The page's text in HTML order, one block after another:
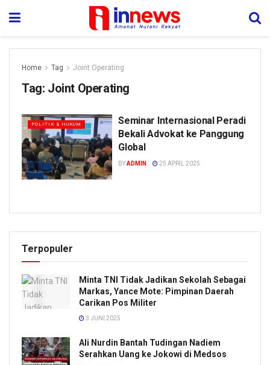
Home Tag Joint Operating
Tag: Joint Operating
POLITIK & HUKUM
Seminar Internasional Peradi
Bekali Advokat ke Panggung
Global
BY ADMIN 25 APRIL 2025
Terpopuler
Minta TNI Tidak Jadikan Sekolah Sebagai
Markas, Yance Mote: Pimpinan Daerah
Carikan Pos Militer
3 JUNI 2025
Ali Nurdin Bantah Tudingan Nadiem
Serahkan Uang ke Jokowi di Medsos